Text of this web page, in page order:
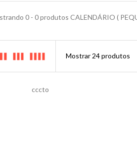
0 - 0 produtos CALENDÁRIO (
cccto